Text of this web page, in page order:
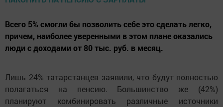
Всего 5% смогли бы позволить себе это сделать легко,
причем, наиболее уверенными в этом плане оказались
люди с доходами от 80 тыс. руб. в месяц.
Лишь 24% татарстанцев заявили, что будут полностью
полагаться на пенсию. Большинство же (42%)
планируют комбинировать различные источники